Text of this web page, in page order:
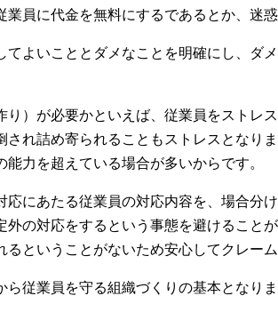
員に代金を無料にするであるとか、迷
よいこととダメなことを明確にし、ダ
）が必要かといえば、従業員をストレ
れ詰め寄られることもストレスとなり
力を超えている場合が多いからです。
にあたる従業員の対応内容を、場合分
の対応をするという事態を避けること
ということがないため安心してクレーム
従業員を守る組織づくりの基本となりま